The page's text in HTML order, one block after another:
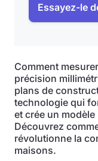
Essayez-le
Comment
précision
plans de
technologie qui
et crée un
Découvrez
révolutionne la
maisons.